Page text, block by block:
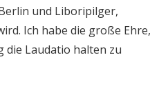
und Liboripilger,
Ich habe die große Ehre,
die Laudatio halten zu